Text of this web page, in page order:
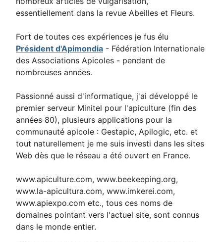
essentiellement dans la revue Abeilles et Fleurs.
Fort de toutes ces expériences je fus élu
Président d'Apimondia - Fédération Internationale
des Associations Apicoles - pendant de
nombreuses années.
Passionné aussi d'informatique, j'ai développé le
premier serveur Minitel pour l'apiculture (fin des
années 80), plusieurs applications pour la
communauté apicole : Gestapic, Apilogic, etc. et
tout naturellement je me suis investi dans les sites
Web dès que le réseau a été ouvert en France.
www.apiculture.com, www.beekeeping.org,
www.la-apicultura.com, www.imkerei.com,
www.apiexpo.com etc., tous ces noms de
domaines pointant vers l'actuel site, sont connus
dans le monde entier.